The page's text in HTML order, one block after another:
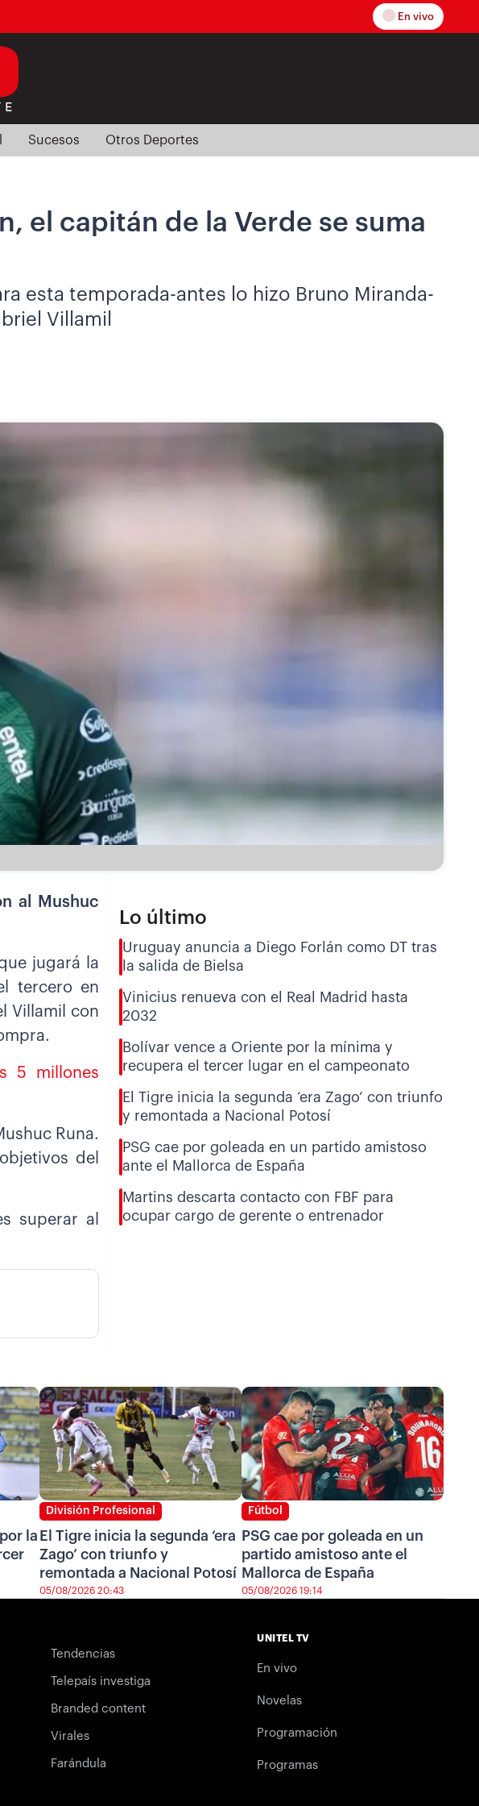
En vivo
Sucesos Otros Deportes
el capitán de la Verde se suma
esta temporada-antes lo hizo Bruno Miranda-
Villamil
al Mushuc
jugará la
tercero en
Villamil con
5 millones
Runa.
del
superar al
Lo último
Uruguay anuncia a Diego Forlán como DT tras
la salida de Bielsa
Vinicius renueva con el Real Madrid hasta
2032
Bolívar vence a Oriente por la mínima y
recupera el tercer lugar en el campeonato
El Tigre inicia la segunda ‘era Zago’ con triunfo
y remontada a Nacional Potosí
PSG cae por goleada en un partido amistoso
ante el Mallorca de España
Martins descarta contacto con FBF para
ocupar cargo de gerente o entrenador
la
División Profesional
El Tigre inicia la segunda ‘era
Zago’ con triunfo y
remontada a Nacional Potosí
05/08/2026 20:43
Fútbol
PSG cae por goleada en un
partido amistoso ante el
Mallorca de España
05/08/2026 19:14
Tendencias
Telepaís investiga
Branded content
Virales
Farándula
UNITEL TV
En vivo
Novelas
Programación
Programas